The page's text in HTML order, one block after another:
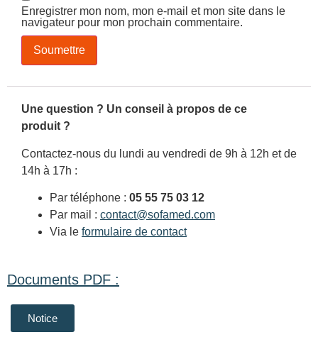
Enregistrer mon nom, mon e-mail et mon site dans le
navigateur pour mon prochain commentaire.
Une question ? Un conseil à propos de ce
produit ?
Contactez-nous du lundi au vendredi de 9h à 12h et de
14h à 17h :
Par téléphone : 05 55 75 03 12
Par mail : contact@sofamed.com
Via le formulaire de contact
Documents PDF :
Notice